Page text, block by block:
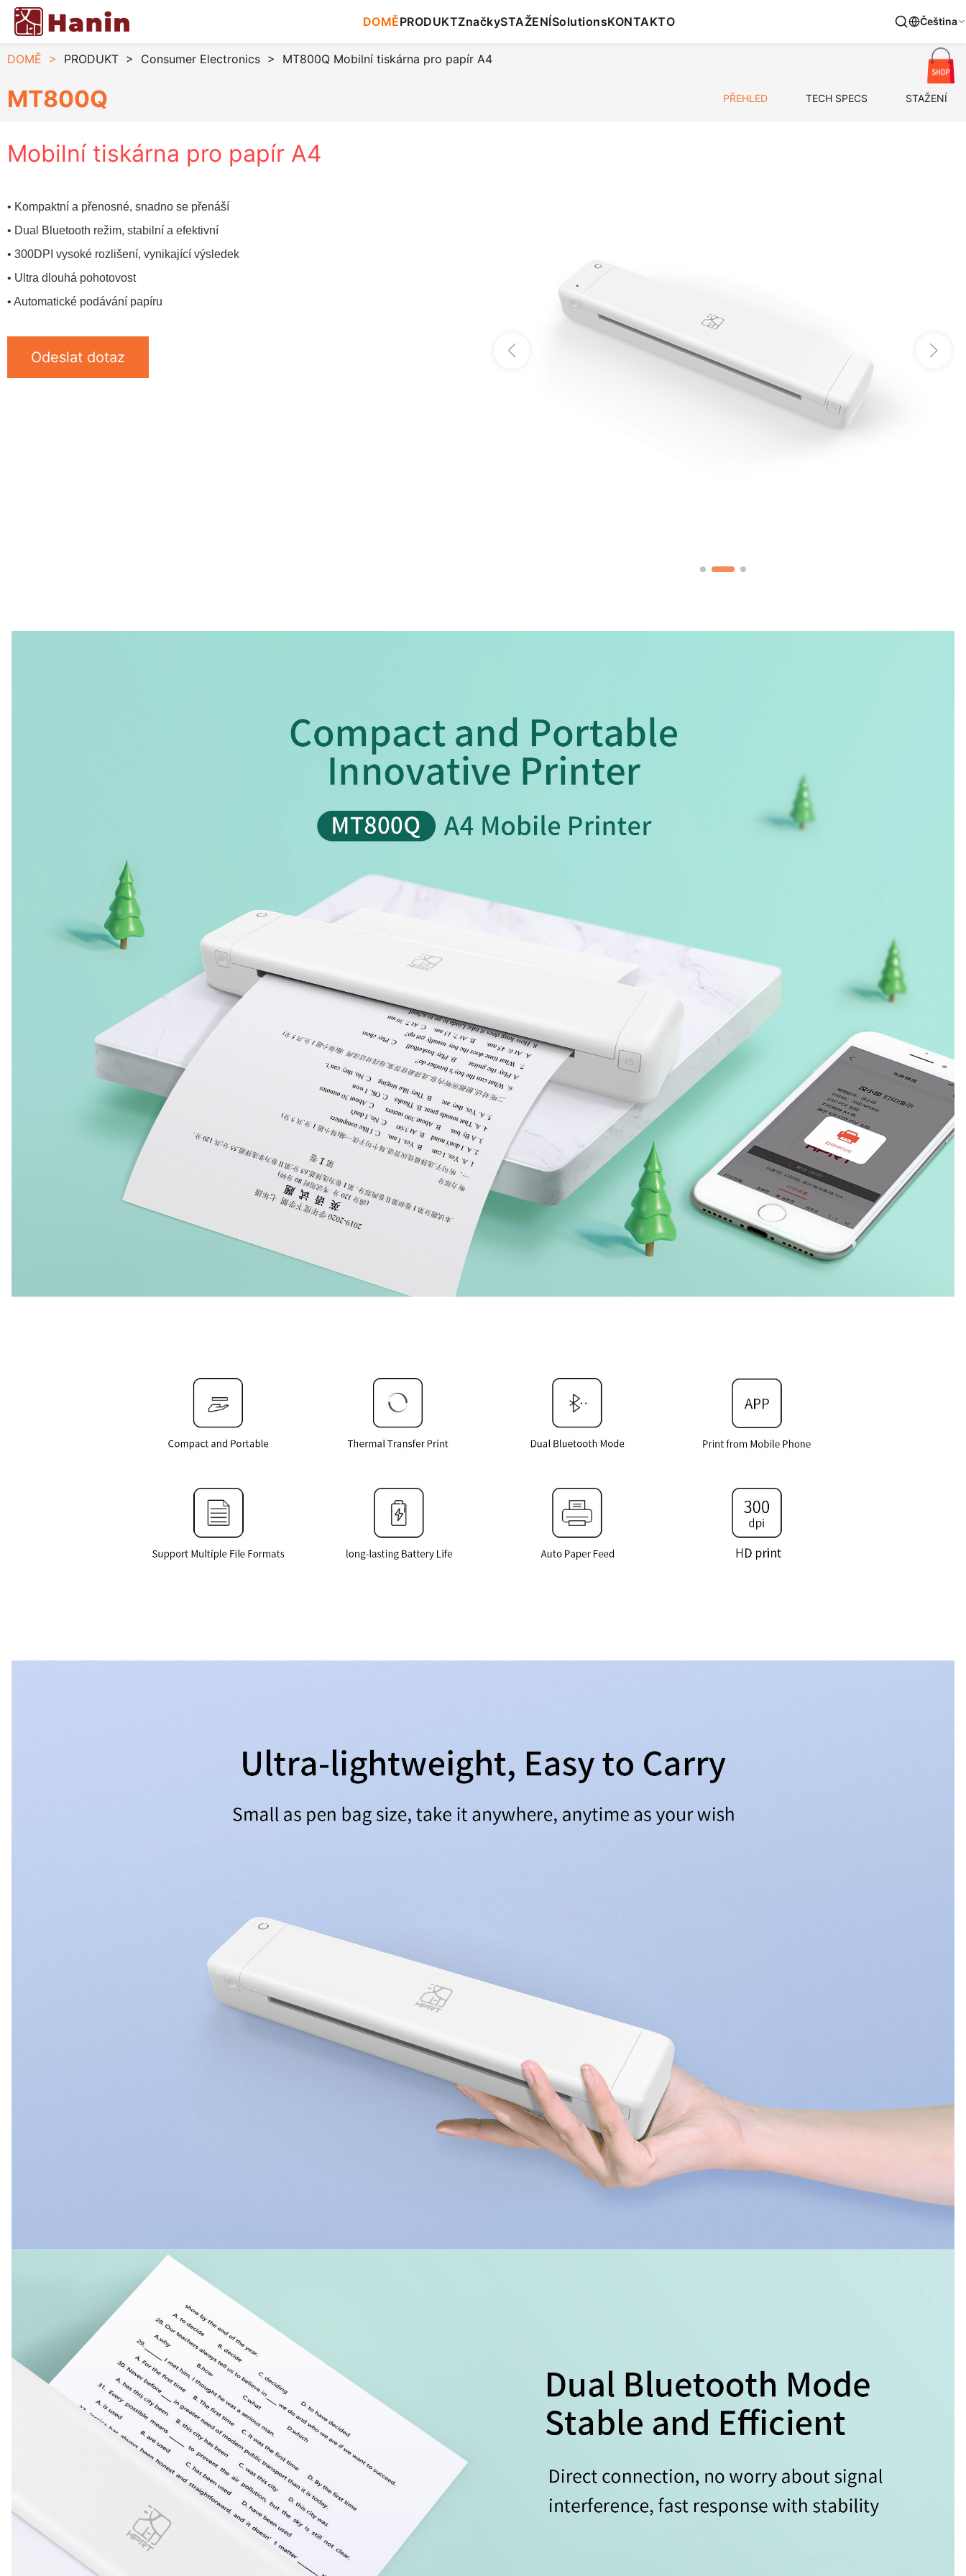
DOMĚPRODUKTZnačkySTAŽENÍSolutionsKONTAKTO Čeština
DOMĚ > PRODUKT > Consumer Electronics > MT800Q Mobilní tiskárna pro papír A4
MT800Q PŘEHLED TECH SPECS STAŽENÍ
Mobilní tiskárna pro papír A4
• Kompaktní a přenosné, snadno se přenáší
• Dual Bluetooth režim, stabilní a efektivní
• 300DPI vysoké rozlišení, vynikající výsledek
• Ultra dlouhá pohotovost
• Automatické podávání papíru
Odeslat dotaz